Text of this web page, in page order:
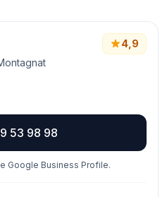
4,9
53 98 98
Google Business Profile.